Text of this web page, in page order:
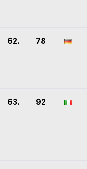
62. 78
63. 92